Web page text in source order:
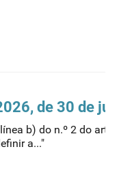
de 30 de
b) do n.º 2 do
a..."